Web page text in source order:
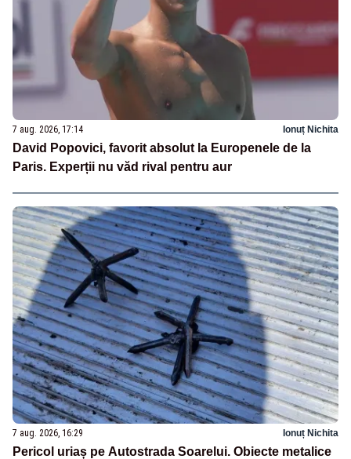
7 aug. 2026, 17:14 Ionuț Nichita
David Popovici, favorit absolut la Europenele de la
Paris. Experții nu văd rival pentru aur
7 aug. 2026, 16:29 Ionuț Nichita
Pericol uriaș pe Autostrada Soarelui. Obiecte metalice